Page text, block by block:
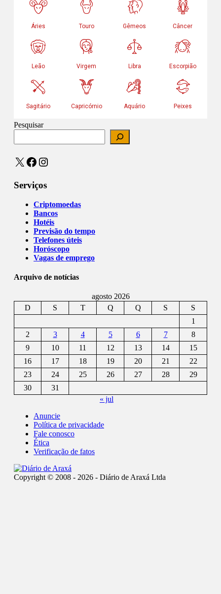
Pesquisar
X Facebook
Instagram
Serviços
Criptomoedas
Bancos
Hotéis
Previsão do tempo
Telefones úteis
Horóscopo
Vagas de emprego
Arquivo de notícias
agosto 2026
D
S T Q Q S
S
1
2
3 4 5 6 7
8
9
10 11 12 13 14
15
16
17 18 19 20 21
22
23
24 25 26 27 28
29
30
31
« jul
Anuncie
Política de privacidade
Fale conosco
Ética
Verificação de fatos
Copyright © 2008 - 2026 - Diário de Araxá Ltda